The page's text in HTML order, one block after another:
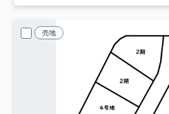
売地